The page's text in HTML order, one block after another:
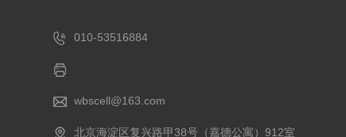
010-53516884
wbscell@163.com
北京海淀区复兴路甲38号（嘉德公寓）912室